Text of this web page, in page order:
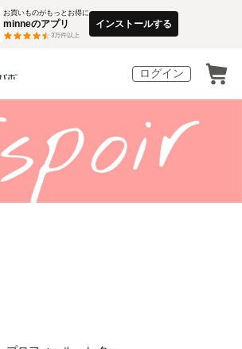
お買いものがもっとお得に
minneのアプリ
3万件以上
インストールする
ログイン